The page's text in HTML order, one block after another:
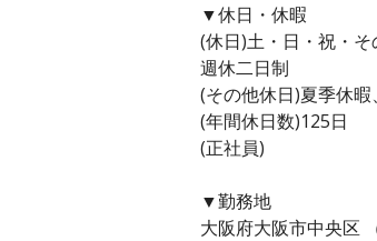
▼休日・休暇
(休日)土・日・祝・そ
週休二日制
(その他休日)夏季休
(年間休日数)125日
(正社員)
▼勤務地
大阪府大阪市中央区